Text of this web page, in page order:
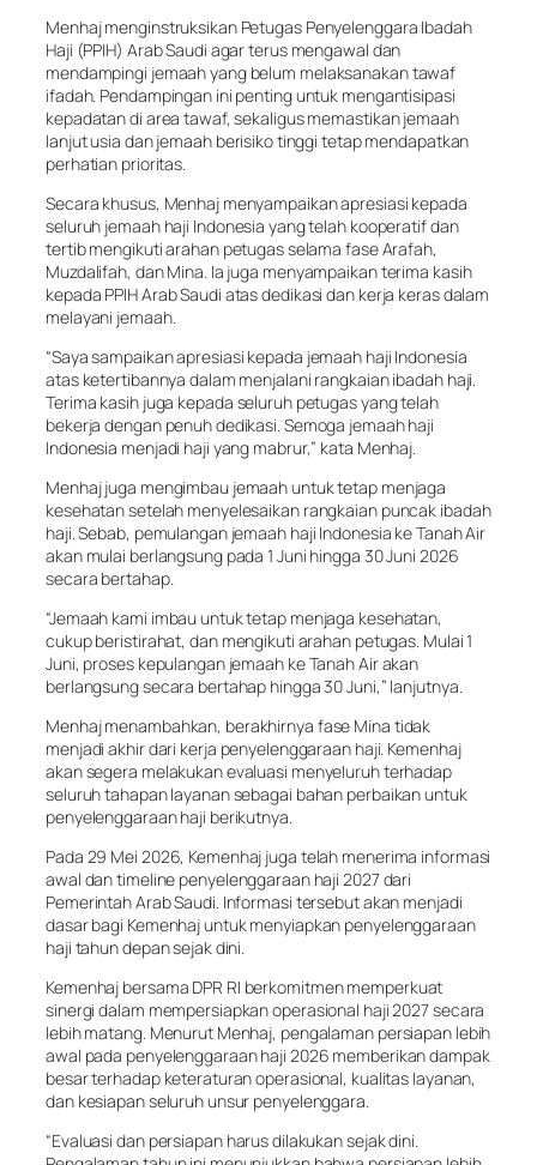
Menhaj menginstruksikan Petugas Penyelenggara Ibadah
Haji (PPIH) Arab Saudi agar terus mengawal dan
mendampingi jemaah yang belum melaksanakan tawaf
ifadah. Pendampingan ini penting untuk mengantisipasi
kepadatan di area tawaf, sekaligus memastikan jemaah
lanjut usia dan jemaah berisiko tinggi tetap mendapatkan
perhatian prioritas.
Secara khusus, Menhaj menyampaikan apresiasi kepada
seluruh jemaah haji Indonesia yang telah kooperatif dan
tertib mengikuti arahan petugas selama fase Arafah,
Muzdalifah, dan Mina. Ia juga menyampaikan terima kasih
kepada PPIH Arab Saudi atas dedikasi dan kerja keras dalam
melayani jemaah.
“Saya sampaikan apresiasi kepada jemaah haji Indonesia
atas ketertibannya dalam menjalani rangkaian ibadah haji.
Terima kasih juga kepada seluruh petugas yang telah
bekerja dengan penuh dedikasi. Semoga jemaah haji
Indonesia menjadi haji yang mabrur,” kata Menhaj.
Menhaj juga mengimbau jemaah untuk tetap menjaga
kesehatan setelah menyelesaikan rangkaian puncak ibadah
haji. Sebab, pemulangan jemaah haji Indonesia ke Tanah Air
akan mulai berlangsung pada 1 Juni hingga 30 Juni 2026
secara bertahap.
“Jemaah kami imbau untuk tetap menjaga kesehatan,
cukup beristirahat, dan mengikuti arahan petugas. Mulai 1
Juni, proses kepulangan jemaah ke Tanah Air akan
berlangsung secara bertahap hingga 30 Juni,” lanjutnya.
Menhaj menambahkan, berakhirnya fase Mina tidak
menjadi akhir dari kerja penyelenggaraan haji. Kemenhaj
akan segera melakukan evaluasi menyeluruh terhadap
seluruh tahapan layanan sebagai bahan perbaikan untuk
penyelenggaraan haji berikutnya.
Pada 29 Mei 2026, Kemenhaj juga telah menerima informasi
awal dan timeline penyelenggaraan haji 2027 dari
Pemerintah Arab Saudi. Informasi tersebut akan menjadi
dasar bagi Kemenhaj untuk menyiapkan penyelenggaraan
haji tahun depan sejak dini.
Kemenhaj bersama DPR RI berkomitmen memperkuat
sinergi dalam mempersiapkan operasional haji 2027 secara
lebih matang. Menurut Menhaj, pengalaman persiapan lebih
awal pada penyelenggaraan haji 2026 memberikan dampak
besar terhadap keteraturan operasional, kualitas layanan,
dan kesiapan seluruh unsur penyelenggara.
“Evaluasi dan persiapan harus dilakukan sejak dini.